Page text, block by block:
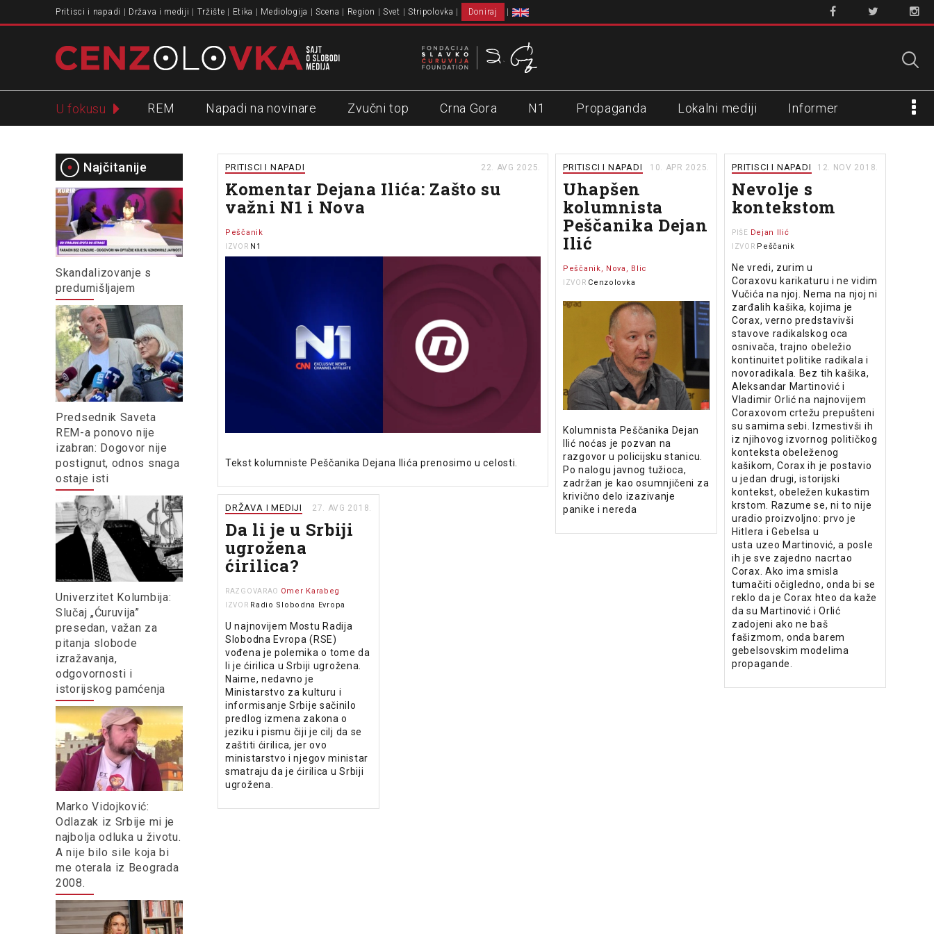
Pritisci i napadi Država i mediji Tržište Etika Mediologija Scena Region Svet Stripolovka Doniraj
U fokusu REM Napadi na novinare Zvučni top Crna Gora N1 Propaganda Lokalni mediji Informer
Najčitanije
Skandalizovanje s
predumišljajem
Predsednik Saveta
REM-a ponovo nije
izabran: Dogovor nije
postignut, odnos snaga
ostaje isti
Univerzitet Kolumbija:
Slučaj „Ćuruvija”
presedan, važan za
pitanja slobode
izražavanja,
odgovornosti i
istorijskog pamćenja
Marko Vidojković:
Odlazak iz Srbije mi je
najbolja odluka u životu.
A nije bilo sile koja bi
me oterala iz Beograda
2008.
PRITISCI I NAPADI 22. AVG 2025.
Komentar Dejana Ilića: Zašto su
važni N1 i Nova
Peščanik
IZVOR N1
Tekst kolumniste Peščanika Dejana Ilića prenosimo u celosti.
PRITISCI I NAPADI 10. APR 2025.
Uhapšen
kolumnista
Peščanika Dejan
Ilić
Peščanik, Nova, Blic
IZVOR Cenzolovka
Kolumnista Peščanika Dejan
Ilić noćas je pozvan na
razgovor u policijsku stanicu.
Po nalogu javnog tužioca,
zadržan je kao osumnjičeni za
krivično delo izazivanje
panike i nereda
PRITISCI I NAPADI 12. NOV 2018.
Nevolje s
kontekstom
PIŠE Dejan Ilić
IZVOR Peščanik
Ne vredi, zurim u
Coraxovu karikaturu i ne vidim
Vučića na njoj. Nema na njoj ni
zarđalih kašika, kojima je
Corax, verno predstavivši
stavove radikalskog oca
osnivača, trajno obeležio
kontinuitet politike radikala i
novoradikala. Bez tih kašika,
Aleksandar Martinović i
Vladimir Orlić na najnovijem
Coraxovom crtežu prepušteni
su samima sebi. Izmestivši ih
iz njihovog izvornog političkog
konteksta obeleženog
kašikom, Corax ih je postavio
u jedan drugi, istorijski
kontekst, obeležen kukastim
krstom. Razume se, ni to nije
uradio proizvoljno: prvo je
Hitlera i Gebelsa u
usta uzeo Martinović, a posle
ih je sve zajedno nacrtao
Corax. Ako ima smisla
tumačiti očigledno, onda bi se
reklo da je Corax hteo da kaže
da su Martinović i Orlić
zadojeni ako ne baš
fašizmom, onda barem
gebelsovskim modelima
propagande.
DRŽAVA I MEDIJI 27. AVG 2018.
Da li je u Srbiji
ugrožena
ćirilica?
RAZGOVARAO Omer Karabeg
IZVOR Radio Slobodna Evropa
U najnovijem Mostu Radija
Slobodna Evropa (RSE)
vođena je polemika o tome da
li je ćirilica u Srbiji ugrožena.
Naime, nedavno je
Ministarstvo za kulturu i
informisanje Srbije sačinilo
predlog izmena zakona o
jeziku i pismu čiji je cilj da se
zaštiti ćirilica, jer ovo
ministarstvo i njegov ministar
smatraju da je ćirilica u Srbiji
ugrožena.